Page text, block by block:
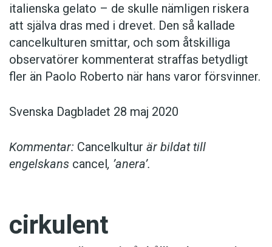
italienska gelato – de skulle nämligen riskera
att själva dras med i drevet. Den så kallade
cancelkulturen smittar, och som åtskilliga
observatörer kommenterat straffas betydligt
fler än Paolo Roberto när hans varor försvinner.
Svenska Dagbladet 28 maj 2020
Kommentar: Cancelkultur är bildat till
engelskans cancel, ’anera’.
cirkulent